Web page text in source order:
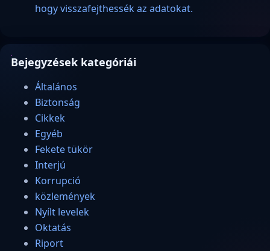
hogy visszafejthessék az adatokat.
Bejegyzések kategóriái
Általános
Biztonság
Cikkek
Egyéb
Fekete tükör
Interjú
Korrupció
közlemények
Nyílt levelek
Oktatás
Riport